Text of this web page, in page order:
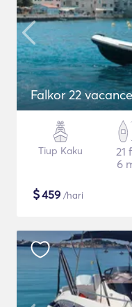
Falkor 22 vacance
Tiup Kaku
21
6
$459 /hari